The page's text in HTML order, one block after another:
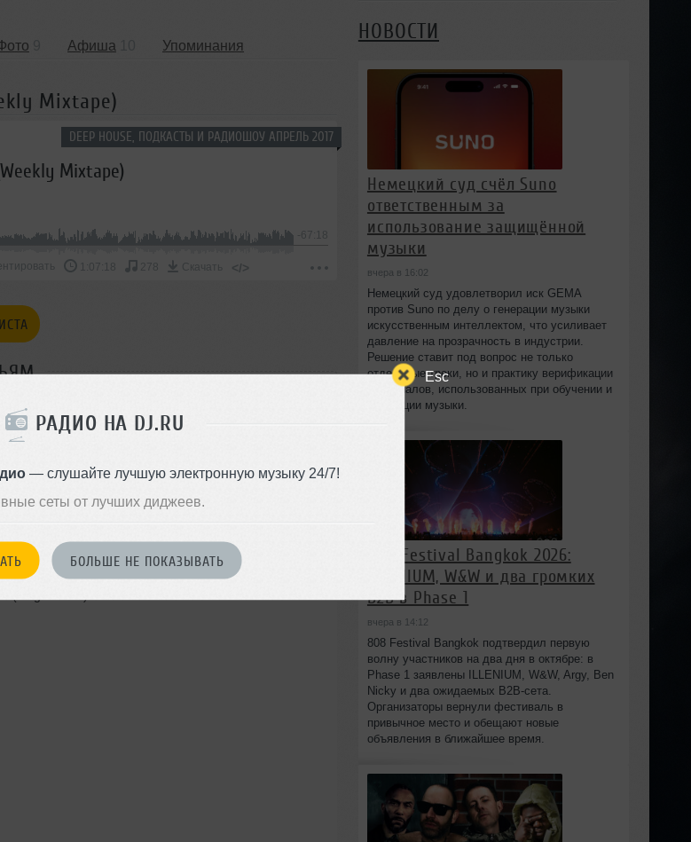
Esc
РАДИО НА DJ.RU
— слушайте лучшую электронную музыку 24/7!
сеты от лучших диджеев.
БОЛЬШЕ НЕ ПОКАЗЫВАТЬ
Афиша Упоминания
Mixtape)
DEEP HOUSE, ПОДКАСТЫ И РАДИОШОУ АПРЕЛЬ 2017
Mixtape)
-67:18
1:07:18 278 Скачать </>
(Original Mix)
НОВОСТИ
Немецкий суд счёл Suno
ответственным за
использование защищённой
музыки
вчера в 16:02
Немецкий суд удовлетворил иск GEMA
против Suno по делу о генерации музыки
искусственным интеллектом, что усиливает
давление на прозрачность в индустрии.
Решение ставит под вопрос не только
отдельные треки, но и практику верификации
материалов, использованных при обучении и
генерации музыки.
808 Festival Bangkok 2026:
ILLENIUM, W&W и два громких
B2B в Phase 1
вчера в 14:12
808 Festival Bangkok подтвердил первую
волну участников на два дня в октябре: в
Phase 1 заявлены ILLENIUM, W&W, Argy, Ben
Nicky и два ожидаемых B2B-сета.
Организаторы вернули фестиваль в
привычное место и обещают новые
объявления в ближайшее время.